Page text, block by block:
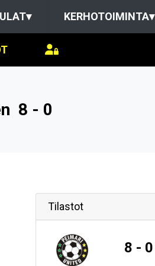
▾ KERHOTOIMINTA▾
8 - 0
Tilastot
8 - 0